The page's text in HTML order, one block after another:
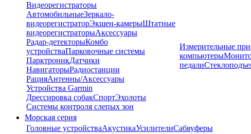
Видеорегистраторы
АвтомобильныеЗеркало-
видеорегистраторЭкшен-камерыШтатные
видеорегистраторыАксессуары
Радар-детекторыКомбо
устройстваПарковочные системы
ПарктроникДатчики
НавигаторыРадиостанции
РацияАнтенны/Аксессуары
Устройства Garmin
Дрессировка собакСпортЭхолоты
Системы контроля слепых зон
Измерительные
компьютеры
педали
Морская серия
Головные устройстваАкустикаУсилителиСабвуферы